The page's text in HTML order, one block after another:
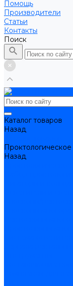
Помощь
Производители
Статьи
Контакты
Поиск
Каталог товаров
Назад
Назад